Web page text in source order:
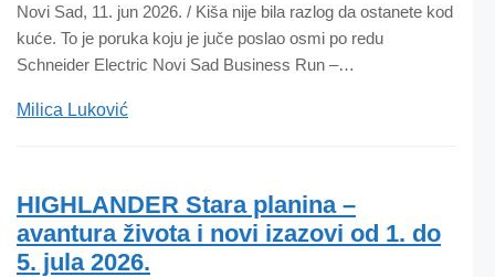
Novi Sad, 11. jun 2026. / Kiša nije bila razlog da ostanete kod
kuće. To je poruka koju je juče poslao osmi po redu
Schneider Electric Novi Sad Business Run –…
Milica Luković
HIGHLANDER Stara planina –
avantura života i novi izazovi od 1. do
5. jula 2026.